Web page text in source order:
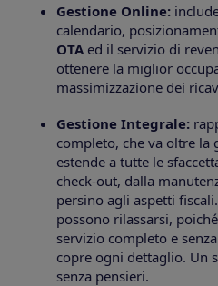
Gestione Online:
calendario,
OTA ed il servizio di
ottenere la miglior
massimizzazione dei
Gestione Integrale:
completo, che va oltre la
estende a tutte le
check-out, dalla
persino agli aspetti
possono rilassarsi, poiché
servizio completo e
copre ogni dettaglio. Un
senza pensieri.